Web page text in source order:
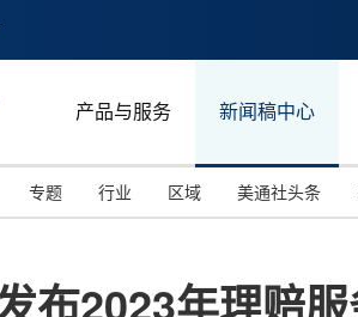
产品与服务 新闻稿中心
专题 行业 区域 美通社头条
布2023年理赔